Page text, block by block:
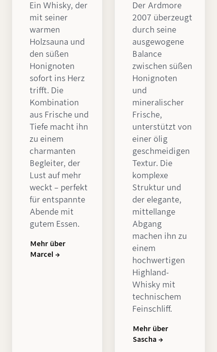
Ein Whisky, der
mit seiner
warmen
Holzsauna und
den süßen
Honignoten
sofort ins Herz
trifft. Die
Kombination
aus Frische und
Tiefe macht ihn
zu einem
charmanten
Begleiter, der
Lust auf mehr
weckt – perfekt
für entspannte
Abende mit
gutem Essen.
Mehr über
Marcel →
Der Ardmore
2007 überzeugt
durch seine
ausgewogene
Balance
zwischen süßen
Honignoten
und
mineralischer
Frische,
unterstützt von
einer ölig
geschmeidigen
Textur. Die
komplexe
Struktur und
der elegante,
mittellange
Abgang
machen ihn zu
einem
hochwertigen
Highland-
Whisky mit
technischem
Feinschliff.
Mehr über
Sascha →